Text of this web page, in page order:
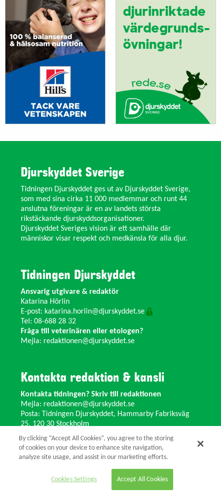
Djurskyddet Sverige
Tidningen Djurskyddet ges ut av Djurskyddet Sverige,
som med sina cirka 11 000 medlemmar och runt 44
anslutna föreningar är en av landets största
rikstäckande djurskyddsorganisationer.
Djurskyddet Sveriges vision är ett samhälle där
människor visar respekt och medkänsla för alla djur.
Tidningen Djurskyddet
Ansvarig utgivare & redaktör
Katarina Hörlin
E-post: katarina.horlin@djurskyddet.se
Tel: 08-688 28 32
Fråga till veterinären eller etologen?
Mejla: redaktionen@djurskyddet.se
Kontakta redaktion & kansli
Kontakta tidningen? Skriv till redaktionen
Mejla: redaktionen@djurskyddet.se
Posta: Tidningen Djurskyddet, Hammarby Fabriksväg
25, 120 30 Stockholm
Ändra adress? Kontakta kansliet
Växel: 08-673 35 11 E-post:
info@djurskyddet.se
© 2026 Tidningen Djurskyddet.
By clicking “Accept All Cookies”, you agree to the storing
of cookies on your device to enhance site navigation,
analyze site usage, and assist in our marketing efforts.
Cookies Settings Accept All Cookies